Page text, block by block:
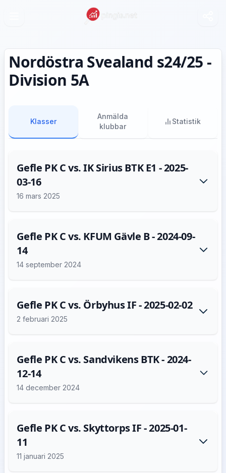
Nordöstra Svealand s24/25 -
Division 5A
Klasser
Anmälda
klubbar
Statistik
Gefle PK C vs. IK Sirius BTK E1 - 2025-
03-16
16 mars 2025
Gefle PK C vs. KFUM Gävle B - 2024-09-
14
14 september 2024
Gefle PK C vs. Örbyhus IF - 2025-02-02
2 februari 2025
Gefle PK C vs. Sandvikens BTK - 2024-
12-14
14 december 2024
Gefle PK C vs. Skyttorps IF - 2025-01-
11
11 januari 2025